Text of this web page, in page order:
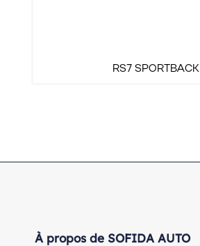
RS7 SPORTBACK
À propos de SOFIDA AUTO